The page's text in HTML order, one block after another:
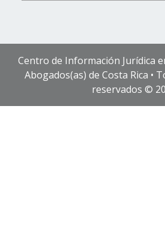
Centro de Información Jurídica
Abogados(as) de Costa Rica •
reservados ©